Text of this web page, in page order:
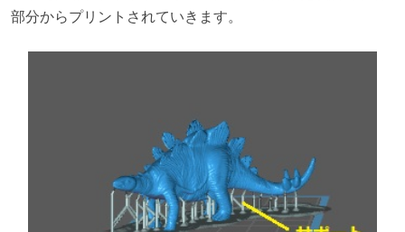
部分からプリントされていきます。